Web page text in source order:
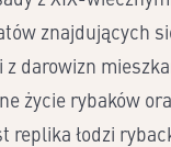
znajdujących
darowizn
życie rybaków
replika łodzi